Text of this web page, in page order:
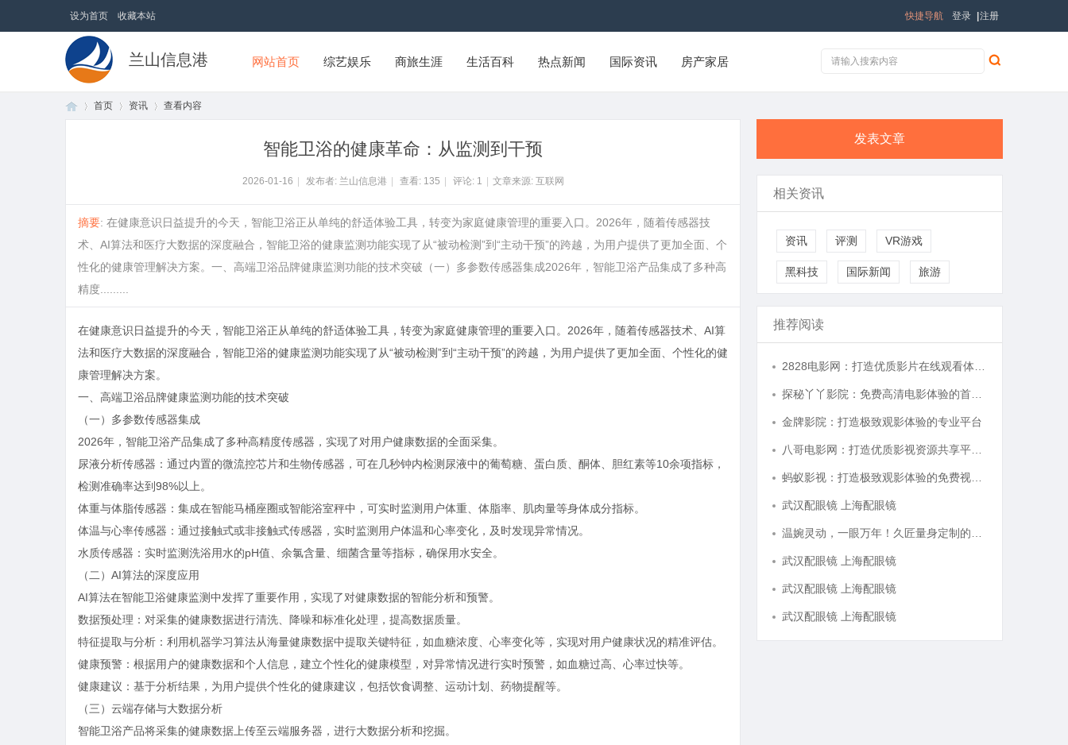
设为首页 收藏本站 登录 注册
快捷导航
兰山信息港 网站首页 综艺娱乐 商旅生涯 生活百科 热点新闻 国际资讯 房产家居
首页 资讯 查看内容
智能卫浴的健康革命：从监测到干预
2026-01-16 发布者: 兰山信息港 查看: 135 评论: 1 文章来源: 互联网
摘要: 在健康意识日益提升的今天，智能卫浴正从单纯的舒适体验工具，转变为家庭健康管理的重要入口。2026年，随着传感器技
术、AI算法和医疗大数据的深度融合，智能卫浴的健康监测功能实现了从“被动检测”到“主动干预”的跨越，为用户提供了更加全面、个
性化的健康管理解决方案。一、高端卫浴品牌健康监测功能的技术突破（一）多参数传感器集成2026年，智能卫浴产品集成了多种高
精度.........
在健康意识日益提升的今天，智能卫浴正从单纯的舒适体验工具，转变为家庭健康管理的重要入口。2026年，随着传感器技术、AI算
法和医疗大数据的深度融合，智能卫浴的健康监测功能实现了从“被动检测”到“主动干预”的跨越，为用户提供了更加全面、个性化的健
康管理解决方案。
一、 高端卫浴品牌健康监测功能的技术突破
（一）多参数传感器集成
2026年，智能卫浴产品集成了多种高精度传感器，实现了对用户健康数据的全面采集。
尿液分析传感器：通过内置的微流控芯片和生物传感器，可在几秒钟内检测尿液中的葡萄糖、蛋白质、酮体、胆红素等10余项指标，
检测准确率达到98%以上。
体重与体脂传感器：集成在智能马桶座圈或智能浴室秤中，可实时监测用户体重、体脂率、肌肉量等身体成分指标。
体温与心率传感器：通过接触式或非接触式传感器，实时监测用户体温和心率变化，及时发现异常情况。
水质传感器：实时监测洗浴用水的pH值、余氯含量、细菌含量等指标，确保用水安全。
（二）AI算法的深度应用
AI算法在智能卫浴健康监测中发挥了重要作用，实现了对健康数据的智能分析和预警。
数据预处理：对采集的健康数据进行清洗、降噪和标准化处理，提高数据质量。
特征提取与分析：利用机器学习算法从海量健康数据中提取关键特征，如血糖浓度、心率变化等，实现对用户健康状况的精准评估。
健康预警：根据用户的健康数据和个人信息，建立个性化的健康模型，对异常情况进行实时预警，如血糖过高、心率过快等。
健康建议：基于分析结果，为用户提供个性化的健康建议，包括饮食调整、运动计划、药物提醒等。
（三）云端存储与大数据分析
智能卫浴产品将采集的健康数据上传至云端服务器，进行大数据分析和挖掘。
发表文章
相关资讯
资讯 评测 VR游戏
黑科技 国际新闻 旅游
推荐阅读
金牌影院：打造极致观影体验的专业平台
武汉配眼镜 上海配眼镜
武汉配眼镜 上海配眼镜
武汉配眼镜 上海配眼镜
武汉配眼镜 上海配眼镜